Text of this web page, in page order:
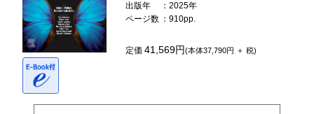
出版年
：2025年
ページ数 ：910pp.
定価41,569円(本体37,790円 ＋ 税)